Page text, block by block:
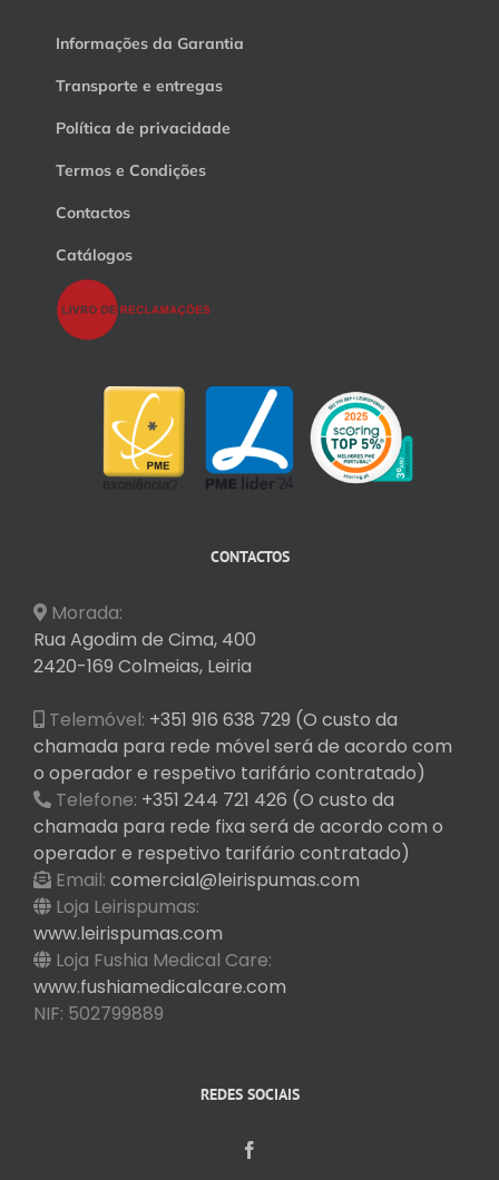
Informações da Garantia
Transporte e entregas
Política de privacidade
Termos e Condições
Contactos
Catálogos
CONTACTOS
Morada:
Rua Agodim de Cima, 400
2420-169 Colmeias, Leiria
Telemóvel: +351 916 638 729 (O custo da
chamada para rede móvel será de acordo com
o operador e respetivo tarifário contratado)
Telefone: +351 244 721 426 (O custo da
chamada para rede fixa será de acordo com o
operador e respetivo tarifário contratado)
Email: comercial@leirispumas.com
Loja Leirispumas:
www.leirispumas.com
Loja Fushia Medical Care:
www.fushiamedicalcare.com
NIF: 502799889
REDES SOCIAIS